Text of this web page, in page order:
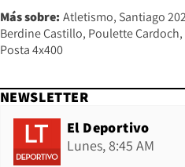
Más sobre: Atletismo Santiago
Berdine Castillo Poulette Cardoch
Posta 4x400
NEWSLETTER
El Deportivo
Lunes, 8:45 AM